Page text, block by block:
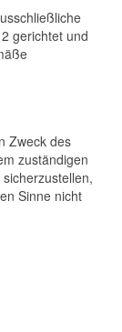
gerichtet und
Zweck des
zuständigen
Sinne nicht